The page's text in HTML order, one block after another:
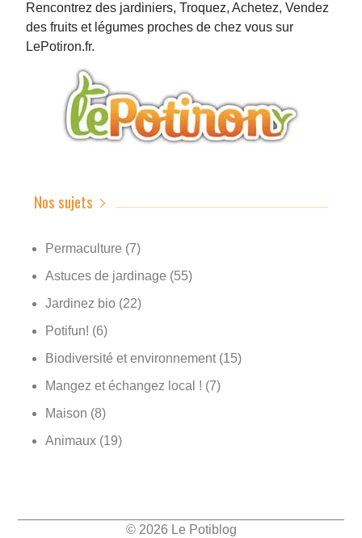
Rencontrez des jardiniers, Troquez, Achetez, Vendez
des fruits et légumes proches de chez vous sur
LePotiron.fr.
Nos sujets
Permaculture (7)
Astuces de jardinage (55)
Jardinez bio (22)
Potifun! (6)
Biodiversité et environnement(15)
Mangez et échangez local ! (7)
Maison (8)
Animaux (19)
© 2026 Le Potiblog